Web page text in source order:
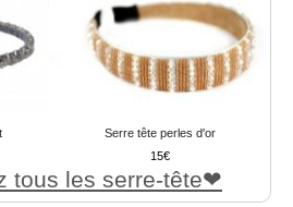
Serre tête perles d'or
15
tous les serre-tête